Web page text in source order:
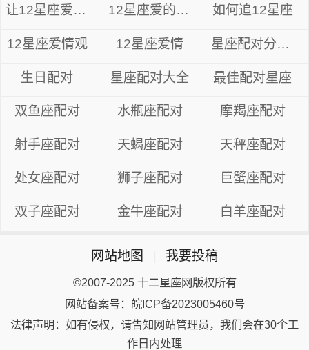
让12星座爱上你 12星座爱的异性 如何追12星座
12星座爱情观 12星座爱情 星座配对分数表
生日配对 星座配对大全 最佳配对星座
双鱼座配对 水瓶座配对 摩羯座配对
射手座配对 天蝎座配对 天秤座配对
处女座配对 狮子座配对 巨蟹座配对
双子座配对 金牛座配对 白羊座配对
网站地图 我要投稿
©2007-2025 十二星座网版权所有
网站备案号：皖ICP备2023005460号
法律声明：如有侵权，请告知网站管理员，我们会在30个工
作日内处理